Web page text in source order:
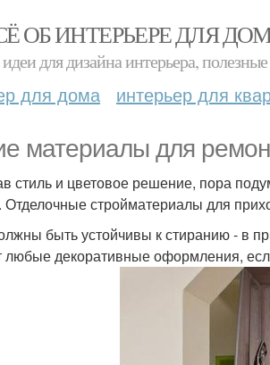
ОБ ИНТЕРЬЕРЕ ДЛЯ
для дизайна интерьера,
для дома интерьер для
материалы для
стиль и цветовое решение, пора
Отделочные стройматериалы для
быть устойчивы к стиранию - в
любые декоративные оформления,